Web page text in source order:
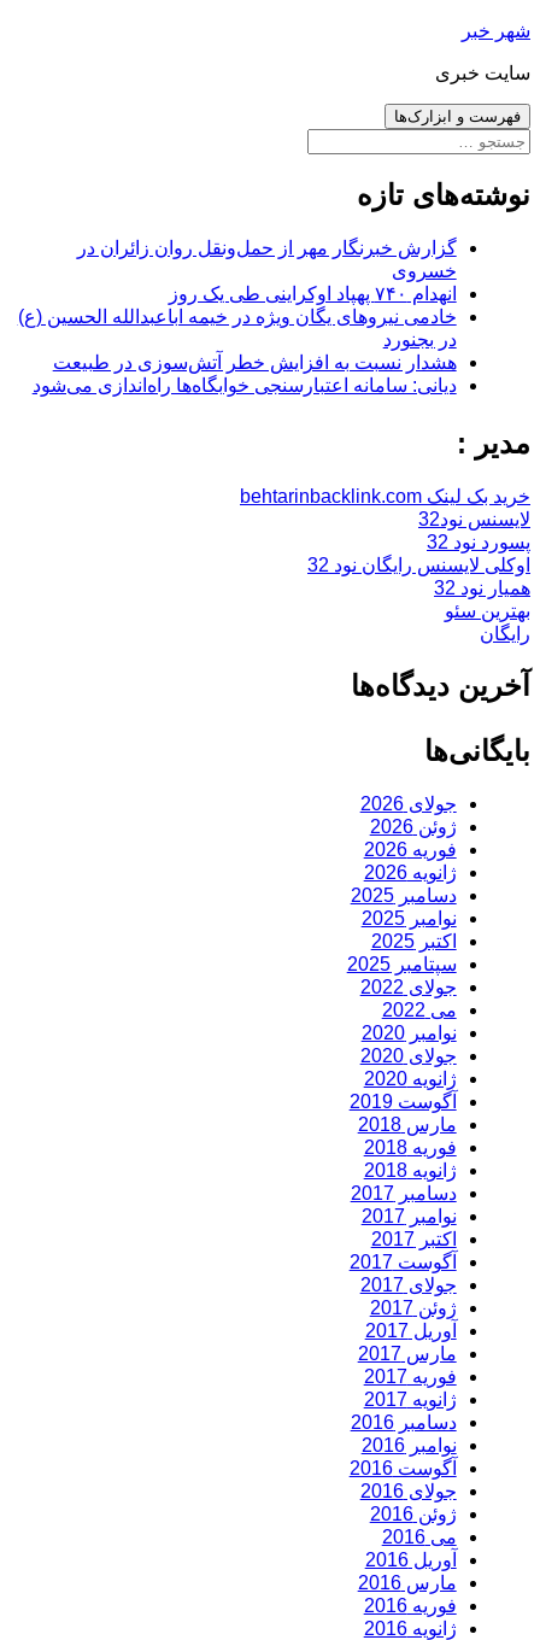
رفتن
نوشته‌ها
شهر خبر
سایت خبری
فهرست و ابزارک‌ها
جستجو
نوشته‌های تازه
گزارش خبرنگار مهر از حمل‌ونقل روان زائران در
خسروی
انهدام ۷۴۰ پهپاد اوکراینی طی یک روز
خادمی نیروهای یگان ویژه در خیمه اباعبدالله الحسین (ع)
در بجنورد
هشدار نسبت به افزایش خطر آتش‌سوزی در طبیعت
دیانی: سامانه اعتبارسنجی خوابگاه‌ها راه‌اندازی می‌شود
مدیر :
خرید بک لینک behtarinbacklink.com
لایسنس نود32
پسورد نود 32
اوکلی لایسنس رایگان نود 32
همیار نود 32
بهترین سئو
رایگان
آخرین دیدگاه‌ها
بایگانی‌ها
جولای 2026
ژوئن 2026
فوریه 2026
ژانویه 2026
دسامبر 2025
نوامبر 2025
اکتبر 2025
سپتامبر 2025
جولای 2022
می 2022
نوامبر 2020
جولای 2020
ژانویه 2020
آگوست 2019
مارس 2018
فوریه 2018
ژانویه 2018
دسامبر 2017
نوامبر 2017
اکتبر 2017
آگوست 2017
جولای 2017
ژوئن 2017
آوریل 2017
مارس 2017
فوریه 2017
ژانویه 2017
دسامبر 2016
نوامبر 2016
آگوست 2016
جولای 2016
ژوئن 2016
می 2016
آوریل 2016
مارس 2016
فوریه 2016
ژانویه 2016